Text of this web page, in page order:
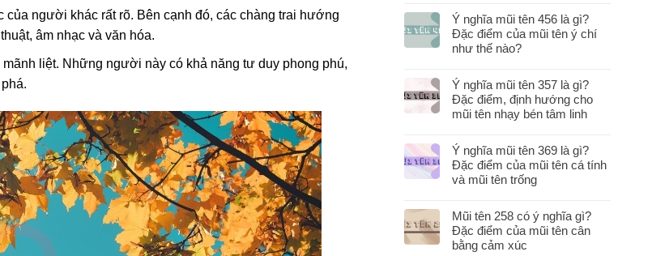
người khác rất rõ. Bên cạnh đó, các chàng trai hướng
âm nhạc và văn hóa.
liệt. Những người này có khả năng tư duy phong phú,
Ý nghĩa mũi tên 456 là gì?
Đặc điểm của mũi tên ý chí
như thế nào?
Ý nghĩa mũi tên 357 là gì?
Đặc điểm, định hướng cho
mũi tên nhạy bén tâm linh
Ý nghĩa mũi tên 369 là gì?
Đặc điểm của mũi tên cá tính
và mũi tên trống
Mũi tên 258 có ý nghĩa gì?
Đặc điểm của mũi tên cân
bằng cảm xúc